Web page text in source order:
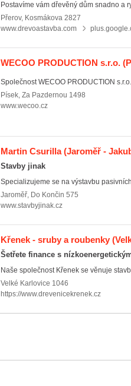
Postavíme vám dřevěný dům snadno a
Přerov, Kosmákova 2827
www.drevoastavba.com
WECOO PRODUCTION s.r.o.
Společnost WECOO PRODUCTION
Písek, Za Pazdernou 1498
www.wecoo.cz
Martin Csurilla(Jaroměř -
Stavby jinak
Specializujeme se na výstavbu
Jaroměř, Do Končin 575
www.stavbyjinak.cz
Křenek - sruby a roubenky
Šetřete finance s
Naše společnost Křenek se věnuje
Velké Karlovice 1046
https://www.drevenicekrenek.cz